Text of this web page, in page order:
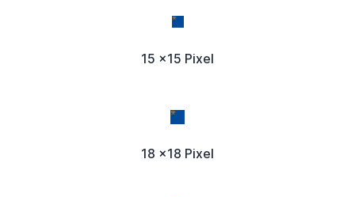
15 x15 Pixel
18 x18 Pixel